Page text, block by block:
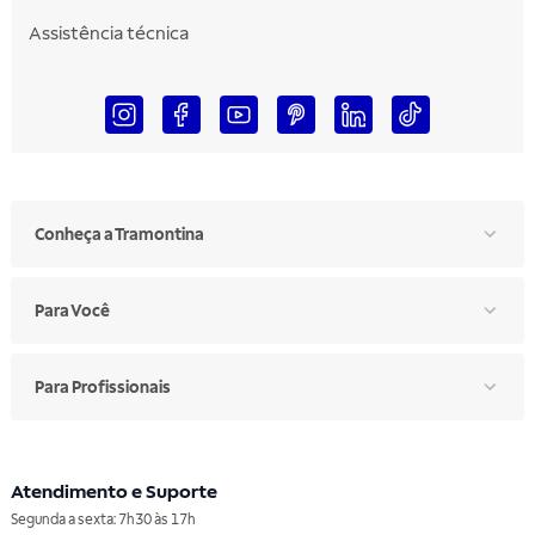
Assistência técnica
Conheça a Tramontina
Para Você
Para Profissionais
Atendimento e Suporte
Segunda a sexta: 7h30 às 17h